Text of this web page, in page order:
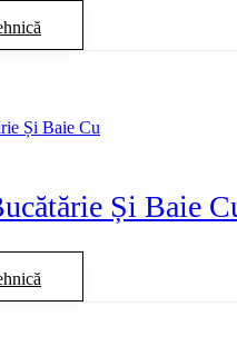
Și Baie